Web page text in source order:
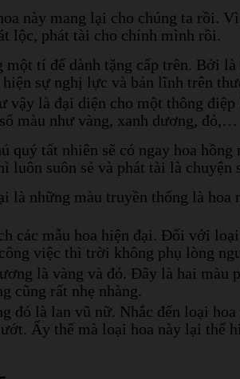
này mang lại cho chúng ta rồi.
lộc, phát tài cho chính mình rồi.
tí để dành tặng cấp trên. Bởi là
sự nghị lực và bản lĩnh trên
là đại diện cho một thông điệp
màu như vàng, xanh dương, đỏ,…
quý tất nhiên sẽ có ngay hoa
luôn suôn sẻ và phát tài là chuyện
là những màu truyền thống là
các mẫu hoa hiện đại. Đối với
việc thì trời không phụ lòng
là vàng và đỏ. Đây là hai màu
cũng rất nhẹ nhàng.
đó là lan vũ nữ. Nhắc đến loại
Ấy thế mà loại hoa này lại thể